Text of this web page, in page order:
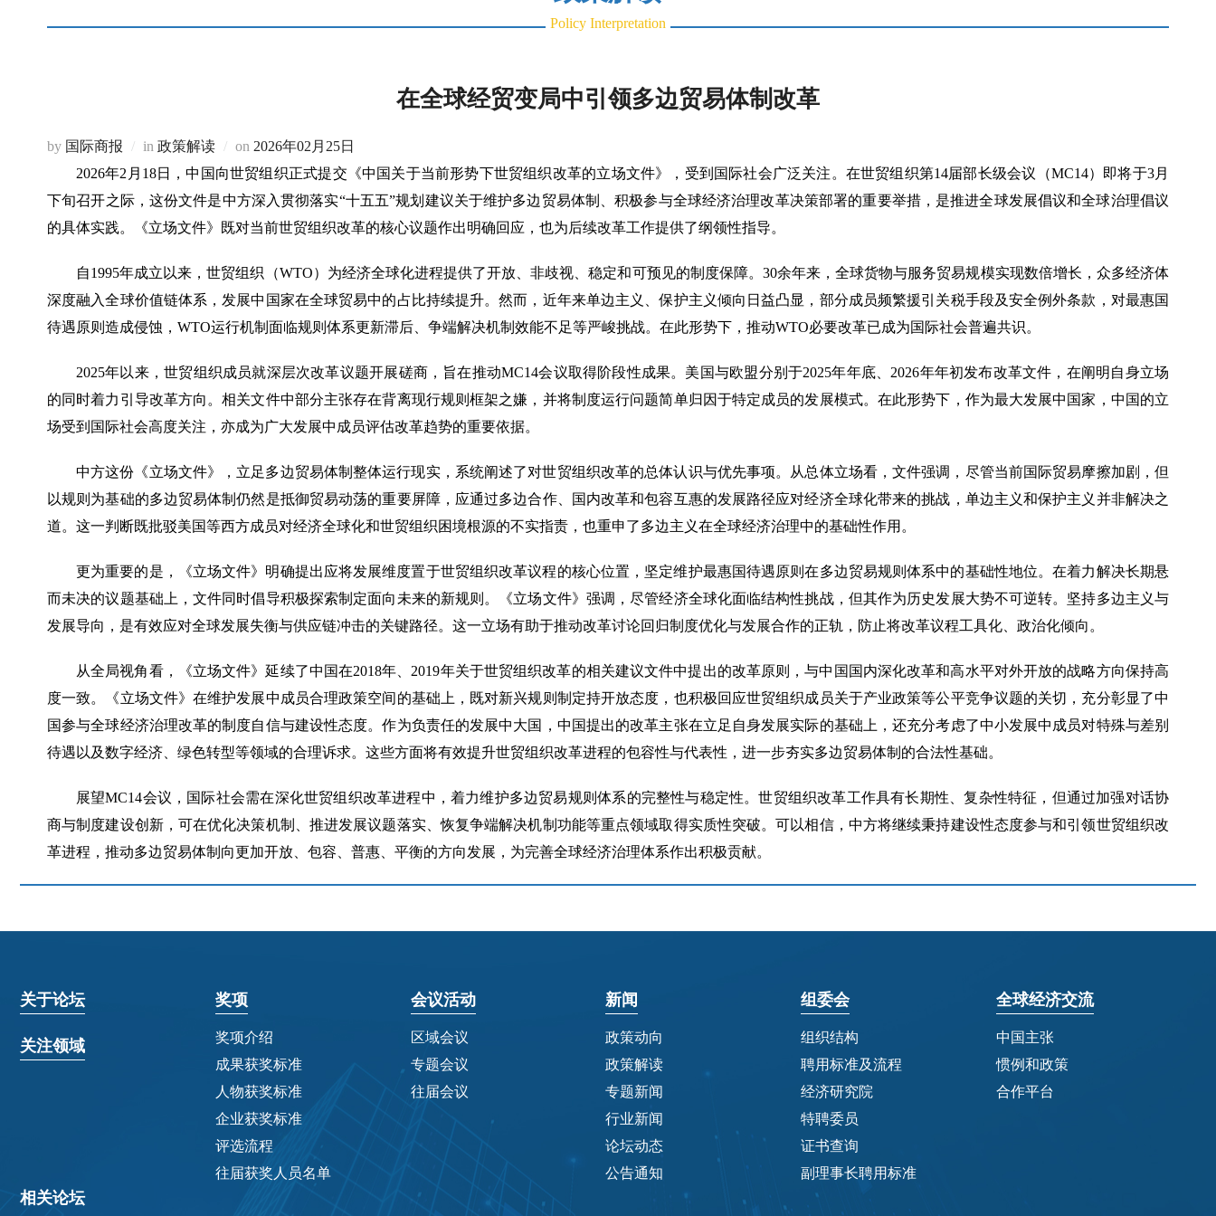
Policy Interpretation
在全球经贸变局中引领多边贸易体制改革
by 国际商报 in 政策解读 on Posted
on
2026年02月25日
2026年2月18日，中国向世贸组织正式提交《中国关于当前形势下世贸组织改革的立场文件》，受到国际社会广泛关注。在世贸组织第14届部长级会议（MC14）即将于3月
下旬召开之际，这份文件是中方深入贯彻落实“十五五”规划建议关于维护多边贸易体制、积极参与全球经济治理改革决策部署的重要举措，是推进全球发展倡议和全球治理倡议
的具体实践。《立场文件》既对当前世贸组织改革的核心议题作出明确回应，也为后续改革工作提供了纲领性指导。
自1995年成立以来，世贸组织（WTO）为经济全球化进程提供了开放、非歧视、稳定和可预见的制度保障。30余年来，全球货物与服务贸易规模实现数倍增长，众多经济体
深度融入全球价值链体系，发展中国家在全球贸易中的占比持续提升。然而，近年来单边主义、保护主义倾向日益凸显，部分成员频繁援引关税手段及安全例外条款，对最惠国
待遇原则造成侵蚀，WTO运行机制面临规则体系更新滞后、争端解决机制效能不足等严峻挑战。在此形势下，推动WTO必要改革已成为国际社会普遍共识。
2025年以来，世贸组织成员就深层次改革议题开展磋商，旨在推动MC14会议取得阶段性成果。美国与欧盟分别于2025年年底、2026年年初发布改革文件，在阐明自身立场
的同时着力引导改革方向。相关文件中部分主张存在背离现行规则框架之嫌，并将制度运行问题简单归因于特定成员的发展模式。在此形势下，作为最大发展中国家，中国的立
场受到国际社会高度关注，亦成为广大发展中成员评估改革趋势的重要依据。
中方这份《立场文件》，立足多边贸易体制整体运行现实，系统阐述了对世贸组织改革的总体认识与优先事项。从总体立场看，文件强调，尽管当前国际贸易摩擦加剧，但
以规则为基础的多边贸易体制仍然是抵御贸易动荡的重要屏障，应通过多边合作、国内改革和包容互惠的发展路径应对经济全球化带来的挑战，单边主义和保护主义并非解决之
道。这一判断既批驳美国等西方成员对经济全球化和世贸组织困境根源的不实指责，也重申了多边主义在全球经济治理中的基础性作用。
更为重要的是，《立场文件》明确提出应将发展维度置于世贸组织改革议程的核心位置，坚定维护最惠国待遇原则在多边贸易规则体系中的基础性地位。在着力解决长期悬
而未决的议题基础上，文件同时倡导积极探索制定面向未来的新规则。《立场文件》强调，尽管经济全球化面临结构性挑战，但其作为历史发展大势不可逆转。坚持多边主义与
发展导向，是有效应对全球发展失衡与供应链冲击的关键路径。这一立场有助于推动改革讨论回归制度优化与发展合作的正轨，防止将改革议程工具化、政治化倾向。
从全局视角看，《立场文件》延续了中国在2018年、2019年关于世贸组织改革的相关建议文件中提出的改革原则，与中国国内深化改革和高水平对外开放的战略方向保持高
度一致。《立场文件》在维护发展中成员合理政策空间的基础上，既对新兴规则制定持开放态度，也积极回应世贸组织成员关于产业政策等公平竞争议题的关切，充分彰显了中
国参与全球经济治理改革的制度自信与建设性态度。作为负责任的发展中大国，中国提出的改革主张在立足自身发展实际的基础上，还充分考虑了中小发展中成员对特殊与差别
待遇以及数字经济、绿色转型等领域的合理诉求。这些方面将有效提升世贸组织改革进程的包容性与代表性，进一步夯实多边贸易体制的合法性基础。
展望MC14会议，国际社会需在深化世贸组织改革进程中，着力维护多边贸易规则体系的完整性与稳定性。世贸组织改革工作具有长期性、复杂性特征，但通过加强对话协
商与制度建设创新，可在优化决策机制、推进发展议题落实、恢复争端解决机制功能等重点领域取得实质性突破。可以相信，中方将继续秉持建设性态度参与和引领世贸组织改
革进程，推动多边贸易体制向更加开放、包容、普惠、平衡的方向发展，为完善全球经济治理体系作出积极贡献。
关于论坛
关注领域
奖项
奖项介绍
成果获奖标准
人物获奖标准
企业获奖标准
评选流程
往届获奖人员名单
会议活动
区域会议
专题会议
往届会议
新闻
政策动向
政策解读
专题新闻
行业新闻
论坛动态
公告通知
组委会
组织结构
聘用标准及流程
经济研究院
特聘委员
证书查询
副理事长聘用标准
全球经济交流
中国主张
惯例和政策
合作平台
相关论坛